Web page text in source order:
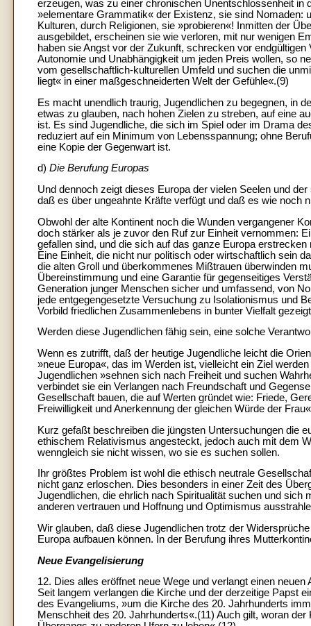
erzeugen, was zu einer chronischen Unentschlossenheit in
»elementare Grammatik« der Existenz, sie sind Nomaden:
Kulturen, durch Religionen, sie »probieren«! Inmitten der
ausgebildet, erscheinen sie wie verloren, mit nur wenigen
haben sie Angst vor der Zukunft, schrecken vor
Autonomie und Unabhängigkeit um jeden Preis wollen, so
vom gesellschaftlich-kulturellen Umfeld und suchen die
liegt« in einer maßgeschneiderten Welt der Gefühle«.(9)
Es macht unendlich traurig, Jugendlichen zu begegnen, in
etwas zu glauben, nach hohen Zielen zu streben, auf eine
ist. Es sind Jugendliche, die sich im Spiel oder im Drama
reduziert auf ein Minimum von Lebensspannung; ohne
eine Kopie der Gegenwart ist.
d) Die Berufung Europas
Und dennoch zeigt dieses Europa der vielen Seelen und
daß es über ungeahnte Kräfte verfügt und daß es wie noch
Obwohl der alte Kontinent noch die Wunden vergangener
doch stärker als je zuvor den Ruf zur Einheit vernommen:
gefallen sind, und die sich auf das ganze Europa
Eine Einheit, die nicht nur politisch oder wirtschaftlich sein
die alten Groll und überkommenes Mißtrauen überwinden
Übereinstimmung und eine Garantie für gegenseitiges
Generation junger Menschen sicher und umfassend, von
jede entgegengesetzte Versuchung zu Isolationismus und
Vorbild friedlichen Zusammenlebens in bunter Vielfalt
Werden diese Jugendlichen fähig sein, eine solche
Wenn es zutrifft, daß der heutige Jugendliche leicht die
»neue Europa«, das im Werden ist, vielleicht ein Ziel
Jugendlichen »sehnen sich nach Freiheit und suchen
verbindet sie ein Verlangen nach Freundschaft und
Gesellschaft bauen, die auf Werten gründet wie: Friede,
Freiwilligkeit und Anerkennung der gleichen Würde der
Kurz gefaßt beschreiben die jüngsten Untersuchungen die
ethischem Relativismus angesteckt, jedoch auch mit dem
wenngleich sie nicht wissen, wo sie es suchen sollen.
Ihr größtes Problem ist wohl die ethisch neutrale
nicht ganz erloschen. Dies besonders in einer Zeit des
Jugendlichen, die ehrlich nach Spiritualität suchen und
anderen vertrauen und Hoffnung und Optimismus
Wir glauben, daß diese Jugendlichen trotz der
Europa aufbauen können. In der Berufung ihres
Neue Evangelisierung
12. Dies alles eröffnet neue Wege und verlangt einen
Seit langem verlangen die Kirche und der derzeitige Papst
des Evangeliums, »um die Kirche des 20. Jahrhunderts
Menschheit des 20. Jahrhunderts«.(11) Auch gilt, woran